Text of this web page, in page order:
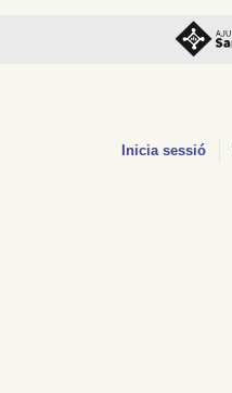
Inicia sessió